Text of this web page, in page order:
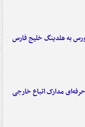
مدارک اتباع خارجی